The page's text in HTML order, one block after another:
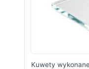
Kuwety